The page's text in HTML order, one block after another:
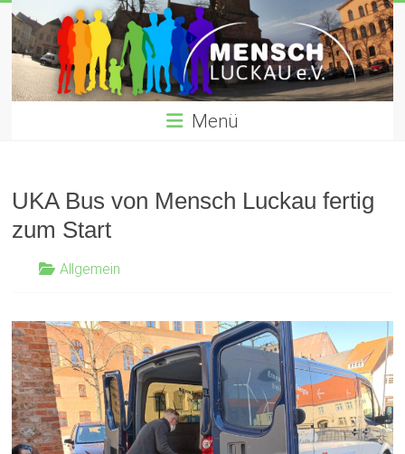
Zum
Inhalt
springen
gemeinnütziger verein für Willkommenskultur für Flüchtlinge
Menü
UKA Bus von Mensch Luckau fertig
zum Start
Allgemein